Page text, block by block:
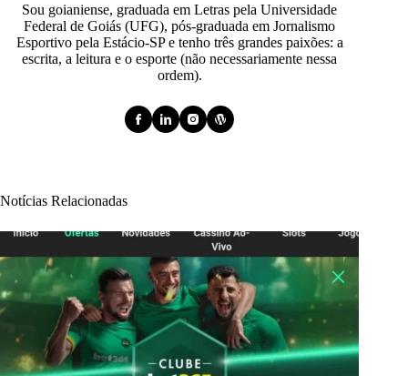
Sou goianiense, graduada em Letras pela Universidade
Federal de Goiás (UFG), pós-graduada em Jornalismo
Esportivo pela Estácio-SP e tenho três grandes paixões: a
escrita, a leitura e o esporte (não necessariamente nessa
ordem).
Notícias Relacionadas